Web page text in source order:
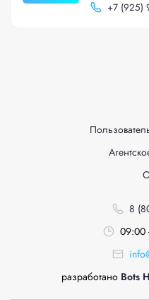
+7 (925)
8
09:00
разработано Bots